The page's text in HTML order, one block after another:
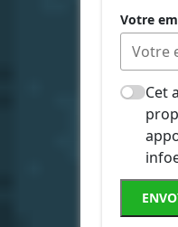
Votre
Cet